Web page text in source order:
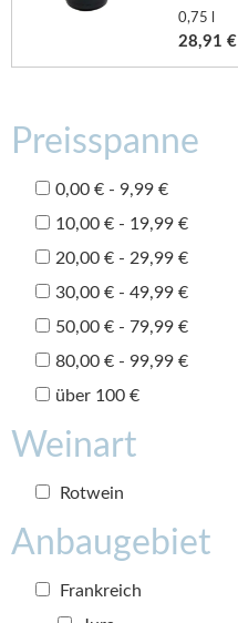
0,75 l
28,91 €
Preisspanne
0,00 € - 9,99 €
10,00 € - 19,99 €
20,00 € - 29,99 €
30,00 € - 49,99 €
50,00 € - 79,99 €
80,00 € - 99,99 €
über 100 €
Weinart
Rotwein
Anbaugebiet
Frankreich